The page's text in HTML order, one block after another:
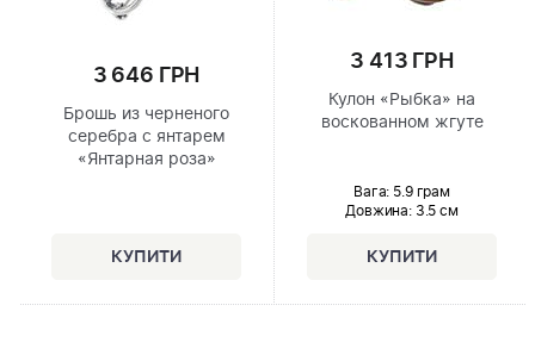
3 646 ГРН
Брошь из черненого
серебра с янтарем
«Янтарная роза»
3 413 ГРН
Кулон «Рыбка» на
воскованном жгуте
Вага: 5.9 грам
Довжина:3.5 см